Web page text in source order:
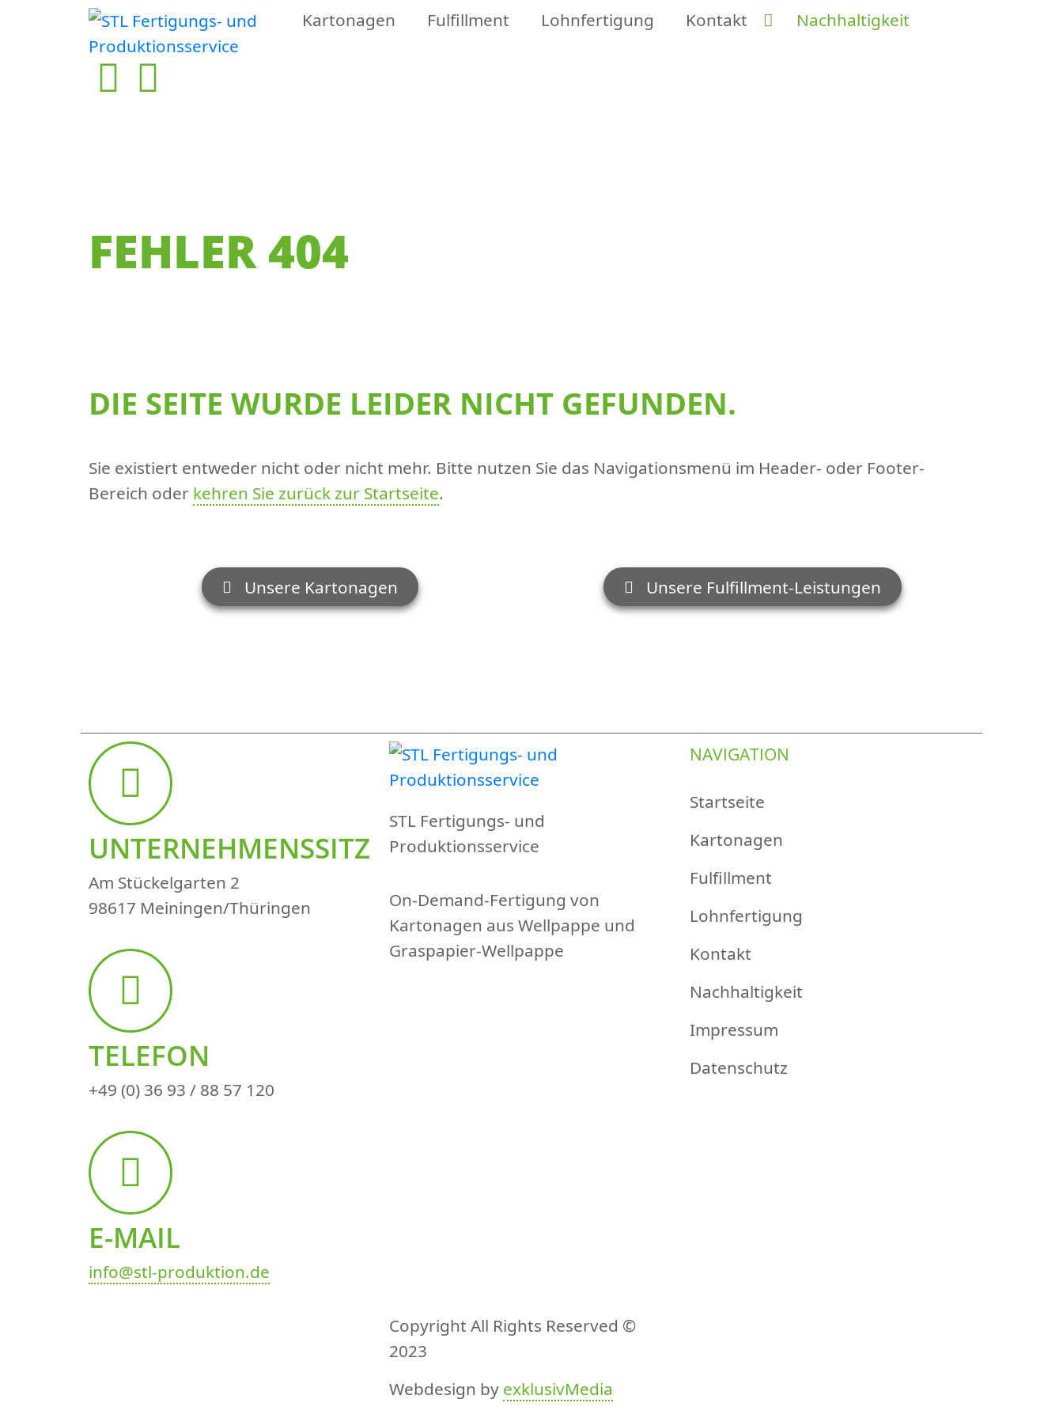
Kartonagen Fulfillment Lohnfertigung Kontakt Nachhaltigkeit
FEHLER 404
DIE SEITE WURDE LEIDER NICHT GEFUNDEN.
Sie existiert entweder nicht oder nicht mehr. Bitte nutzen Sie das Navigationsmenü im Header- oder Footer-
Bereich oder kehren Sie zurück zur Startseite.
Unsere Kartonagen Unsere Fulfillment-Leistungen
UNTERNEHMENSSITZ
Am Stückelgarten 2
98617 Meiningen/Thüringen
TELEFON
+49 (0) 36 93 / 88 57 120
E-MAIL
info@stl-produktion.de
STL Fertigungs- und
Produktionsservice
On-Demand-Fertigung von
Kartonagen aus Wellpappe und
Graspapier-Wellpappe
NAVIGATION
Startseite
Kartonagen
Fulfillment
Lohnfertigung
Kontakt
Nachhaltigkeit
Impressum
Datenschutz
Copyright All Rights Reserved ©
2023
Webdesign by exklusivMedia